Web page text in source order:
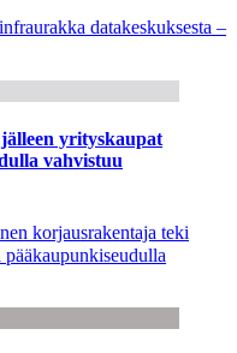
datakeskuksesta –
yrityskaupat
vahvistuu
korjausrakentaja teki
pääkaupunkiseudulla